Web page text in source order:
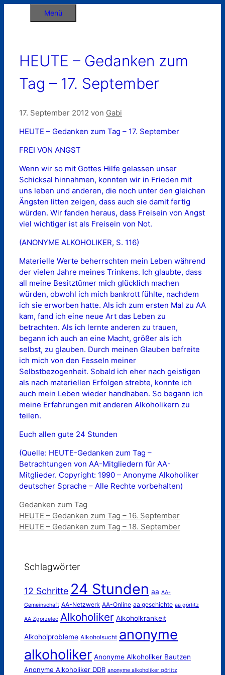
Menü
HEUTE – Gedanken zum
Tag – 17. September
17. September 2012 von Gabi
HEUTE – Gedanken zum Tag – 17. September
FREI VON ANGST
Wenn wir so mit Gottes Hilfe gelassen unser
Schicksal hinnahmen, konnten wir in Frieden mit
uns leben und anderen, die noch unter den gleichen
Ängsten litten zeigen, dass auch sie damit fertig
würden. Wir fanden heraus, dass Freisein von Angst
viel wichtiger ist als Freisein von Not.
(ANONYME ALKOHOLIKER, S. 116)
Materielle Werte beherrschten mein Leben während
der vielen Jahre meines Trinkens. Ich glaubte, dass
all meine Besitztümer mich glücklich machen
würden, obwohl ich mich bankrott fühlte, nachdem
ich sie erworben hatte. Als ich zum ersten Mal zu AA
kam, fand ich eine neue Art das Leben zu
betrachten. Als ich lernte anderen zu trauen,
begann ich auch an eine Macht, größer als ich
selbst, zu glauben. Durch meinen Glauben befreite
ich mich von den Fesseln meiner
Selbstbezogenheit. Sobald ich eher nach geistigen
als nach materiellen Erfolgen strebte, konnte ich
auch mein Leben wieder handhaben. So begann ich
meine Erfahrungen mit anderen Alkoholikern zu
teilen.
Euch allen gute 24 Stunden
(Quelle: HEUTE-Gedanken zum Tag –
Betrachtungen von AA-Mitgliedern für AA-
Mitglieder. Copyright: 1990 – Anonyme Alkoholiker
deutscher Sprache – Alle Rechte vorbehalten)
Kategorien
Gedanken zum Tag
HEUTE – Gedanken zum Tag – 16. September
HEUTE – Gedanken zum Tag – 18. September
Schlagwörter
12 Schritte 24 Stunden aa AA-
Gemeinschaft AA-Netzwerk AA-Online aa geschichte aa görlitz
AA Zgorzelec Alkoholiker Alkoholkrankeit
Alkoholprobleme Alkoholsucht anonyme
alkoholiker Anonyme Alkoholiker Bautzen
Anonyme Alkoholiker DDR anonyme alkoholiker görlitz